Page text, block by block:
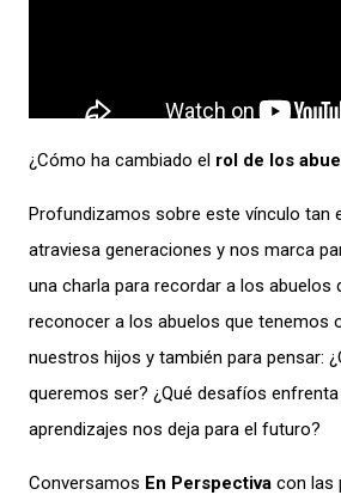
¿Cómo ha cambiado el rol de los
Profundizamos sobre este vínculo tan
atraviesa generaciones y nos marca
una charla para recordar a los abuelos
reconocer a los abuelos que tenemos
nuestros hijos y también para pensar:
queremos ser? ¿Qué desafíos
aprendizajes nos deja para el futuro?
Conversamos En Perspectiva con las